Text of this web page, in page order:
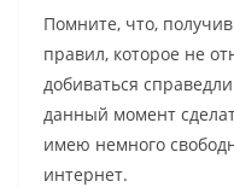
Помните, что,
правил, которое не
добиваться
данный момент
имею немного
интернет.